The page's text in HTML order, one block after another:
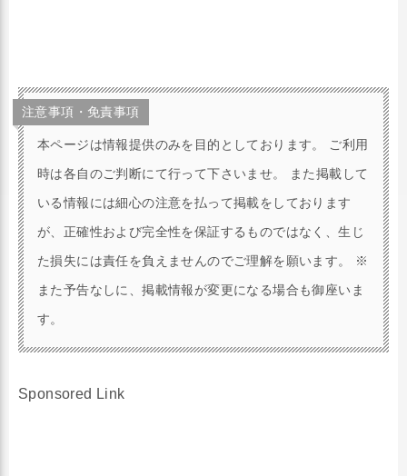
注意事項・免責事項
本ページは情報提供のみを目的としております。 ご利用
時は各自のご判断にて行って下さいませ。 また掲載して
いる情報には細心の注意を払って掲載をしております
が、正確性および完全性を保証するものではなく、生じ
た損失には責任を負えませんのでご理解を願います。 ※
また予告なしに、掲載情報が変更になる場合も御座いま
す。
Sponsored Link